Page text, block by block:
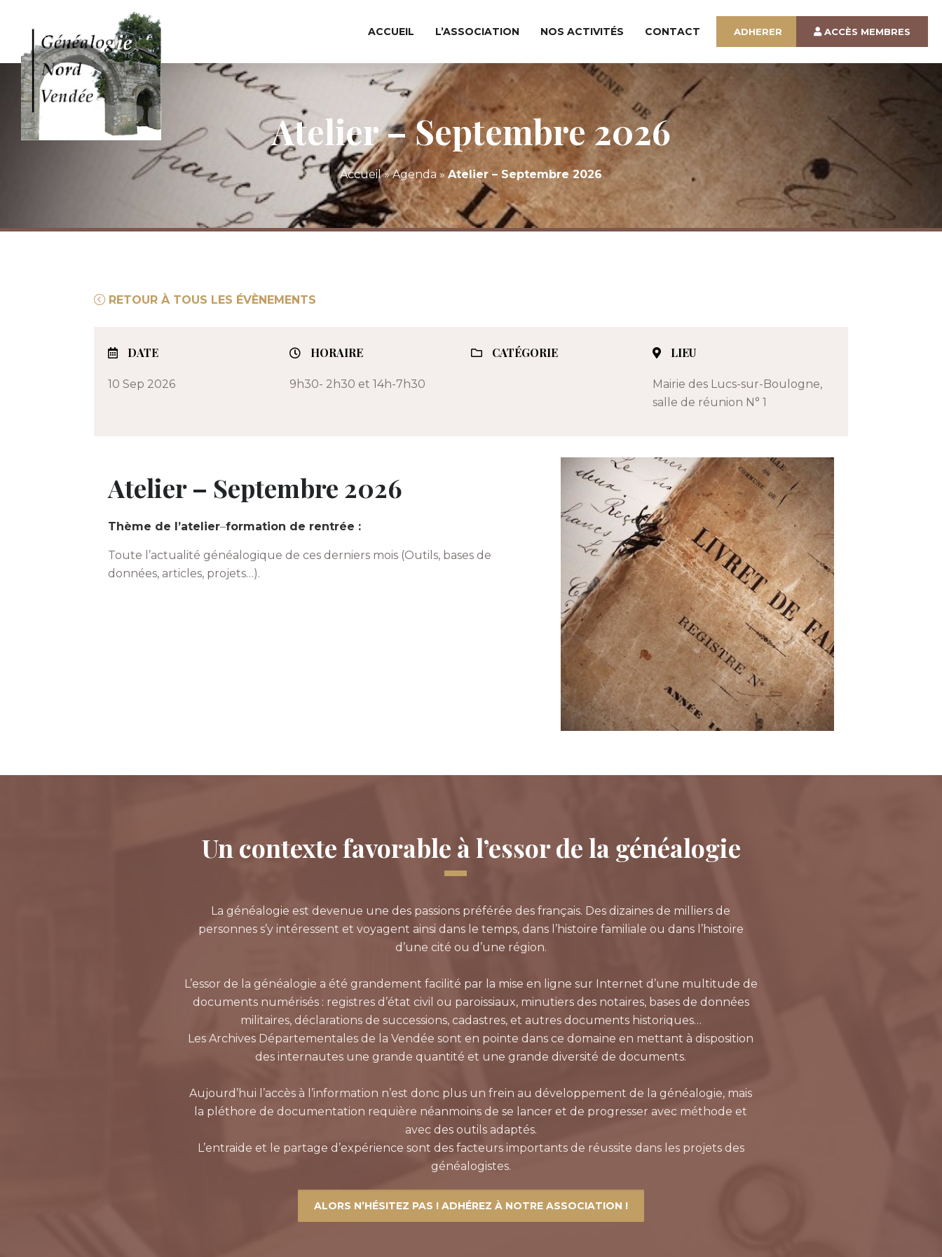
ACCUEIL L’ASSOCIATION NOS ACTIVITÉS CONTACT ADHERER ACCÈS MEMBRES
Atelier – Septembre 2026
Accueil»Agenda »Atelier – Septembre 2026
RETOUR À TOUS LES ÉVÈNEMENTS
DATE
10 Sep 2026
HORAIRE
9h30- 2h30 et 14h-7h30
CATÉGORIE LIEU
Mairie des Lucs-sur-Boulogne,
salle de réunion N° 1
Atelier – Septembre 2026
Thème de l’atelier–formation de rentrée :
Toute l’actualité généalogique de ces derniers mois (Outils, bases de
données, articles, projets…).
Un contexte favorable à l’essor de la généalogie
La généalogie est devenue une des passions préférée des français. Des dizaines de milliers de
personnes s’y intéressent et voyagent ainsi dans le temps, dans l’histoire familiale ou dans l’histoire
d’une cité ou d’une région.
L’essor de la généalogie a été grandement facilité par la mise en ligne sur Internet d’une multitude de
documents numérisés : registres d’état civil ou paroissiaux, minutiers des notaires, bases de données
militaires, déclarations de successions, cadastres, et autres documents historiques…
Les Archives Départementales de la Vendée sont en pointe dans ce domaine en mettant à disposition
des internautes une grande quantité et une grande diversité de documents.
Aujourd’hui l’accès à l’information n’est donc plus un frein au développement de la généalogie, mais
la pléthore de documentation requière néanmoins de se lancer et de progresser avec méthode et
avec des outils adaptés.
L’entraide et le partage d’expérience sont des facteurs importants de réussite dans les projets des
généalogistes.
ALORS N’HÉSITEZ PAS ! ADHÉREZ À NOTRE ASSOCIATION !